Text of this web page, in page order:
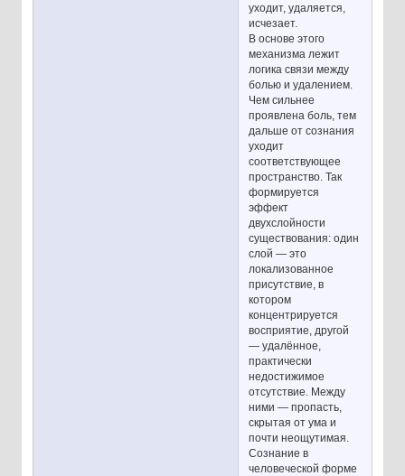
уходит, удаляется,
исчезает.
В основе этого
механизма лежит
логика связи между
болью и удалением.
Чем сильнее
проявлена боль, тем
дальше от сознания
уходит
соответствующее
пространство. Так
формируется
эффект
двухслойности
существования: один
слой — это
локализованное
присутствие, в
котором
концентрируется
восприятие, другой
— удалённое,
практически
недостижимое
отсутствие. Между
ними — пропасть,
скрытая от ума и
почти неощутимая.
Сознание в
человеческой форме